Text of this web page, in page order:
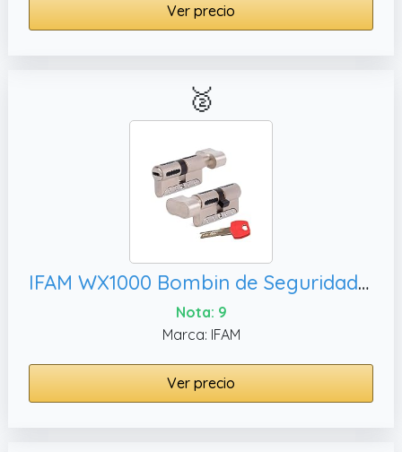
Ver precio
🥈
IFAM WX1000 Bombin de Seguridad 30x30 Color Niquel CON POMO Cilindro Bombillo Reforzado DOBLE EMBRAGUE Antirotura Antibumping Antitaladro Leva Antiextracción Cerradura para Puerta 5 Llaves y Tarjeta
Nota: 9
Marca: IFAM
Ver precio